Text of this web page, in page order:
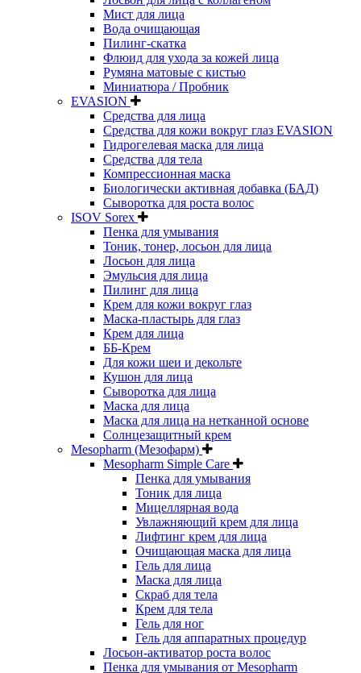
Мист для лица
Вода очищающая
Пилинг-скатка
Флюид для ухода за кожей лица
Румяна матовые с кистью
Миниатюра / Пробник
EVASION
Средства для лица
Средства для кожи вокруг глаз EVASION
Гидрогелевая маска для лица
Средства для тела
Компрессионная маска
Биологически активная добавка (БАД)
Сыворотка для роста волос
ISOV Sorex
Пенка для умывания
Тоник, тонер, лосьон для лица
Лосьон для лица
Эмульсия для лица
Пилинг для лица
Крем для кожи вокруг глаз
Маска-пластырь для глаз
Крем для лица
ББ-Крем
Для кожи шеи и декольте
Кушон для лица
Сыворотка для лица
Маска для лица
Маска для лица на нетканной основе
Солнцезащитный крем
Mesopharm (Мезофарм)
Mesopharm Simple Care
Пенка для умывания
Тоник для лица
Мицеллярная вода
Увлажняющий крем для лица
Лифтинг крем для лица
Очищающая маска для лица
Гель для лица
Маска для лица
Скраб для тела
Крем для тела
Гель для ног
Гель для аппаратных процедур
Лосьон-активатор роста волос
Пенка для умывания от Mesopharm